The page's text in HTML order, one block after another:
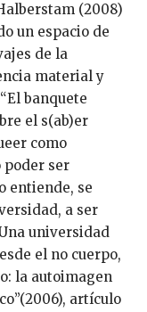
(2008)
un espacio de
de la
material y
banquete
el s(ab)er
como
poder ser
entiende, se
a ser
universidad
el no cuerpo,
la autoimagen
artículo